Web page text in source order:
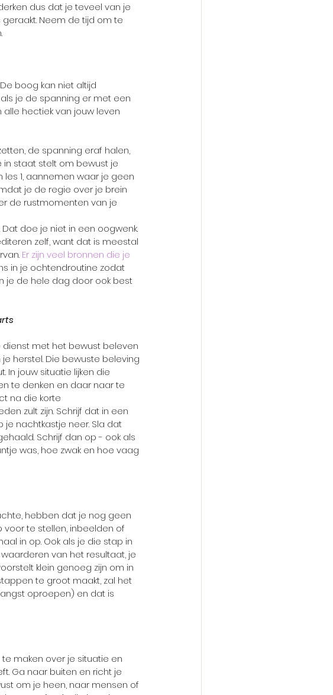
dus dat je teveel van je
Neem de tijd om te
boog kan niet altijd
je de spanning er met een
hectiek van jouw leven
de spanning eraf halen,
staat stelt om bewust je
les 1, aannemen waar je geen
je de regie over je brein
de rustmomenten van je
doe je niet in een oogwenk.
zelf, want dat is meestal
Er zijn veel bronnen die je
in je ochtendroutine zodat
je de hele dag door ook best
met het bewust beleven
herstel. Die bewuste beleving
In jouw situatie lijken die
te denken en daar naar te
na die korte
zult zijn. Schrijf dat in een
je nachtkastje neer. Sla dat
Schrijf dan op - ook als
was, hoe zwak en hoe vaag
hebben dat je nog geen
voor te stellen, inbeelden of
in op. Ook als je die stap in
van het resultaat, je
klein genoeg zijn om in
te groot maakt, zal het
oproepen) en dat is
te maken over je situatie en
Ga naar buiten en richt je
om je heen, naar mensen of